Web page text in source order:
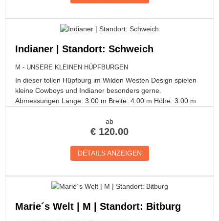
Indianer | Standort: Schweich
M - UNSERE KLEINEN HÜPFBURGEN
In dieser tollen Hüpfburg im Wilden Westen Design spielen
kleine Cowboys und Indianer besonders gerne.
Abmessungen Länge: 3.00 m Breite: 4.00 m Höhe: 3.00 m
ab
€ 120.00
DETAILS ANZEIGEN
Marie´s Welt | M | Standort: Bitburg